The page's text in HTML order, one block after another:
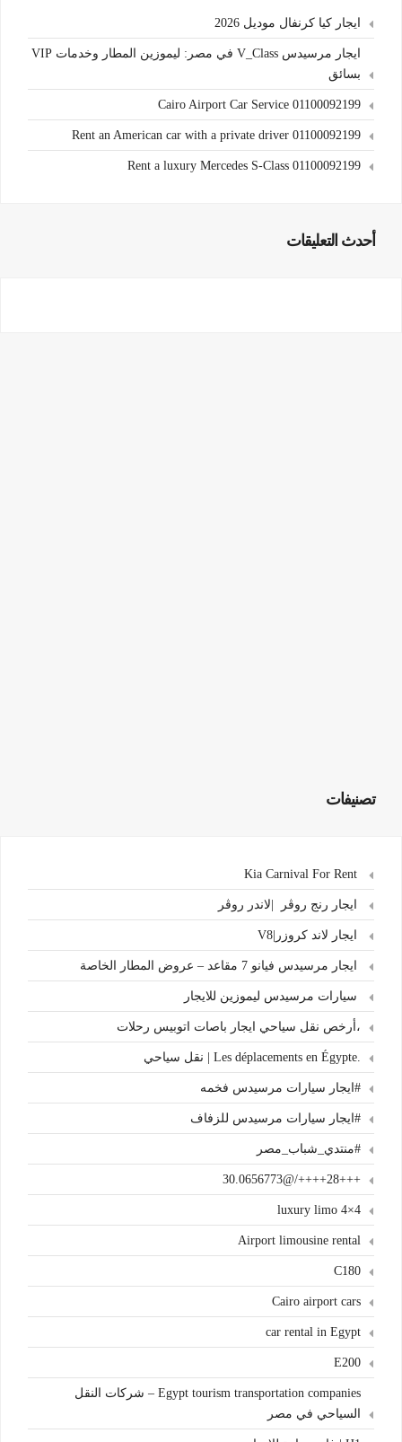
ايجار كيا كرنفال موديل 2026
ايجار مرسيدس V_Class في مصر: ليموزين المطار وخدمات VIP
بسائق
Cairo Airport Car Service 01100092199
Rent an American car with a private driver 01100092199
Rent a luxury Mercedes S-Class 01100092199
أحدث التعليقات
تصنيفات
ايجار رنج روڤر |لاندر روڤر
ايجار لاند كروزر|V8
ايجار مرسيدس فيانو 7 مقاعد – عروض المطار الخاصة
سيارات مرسيدس ليموزين للايجار
،أرخص نقل سياحي ايجار باصات اتوبيس رحلات
#ايجار سيارات مرسيدس فخمه
#ايجار سيارات مرسيدس للزفاف
#منتدي_شباب_مصر
+++28++++/@30.0656773
4×4 luxury limo
Airport limousine rental
C180
Cairo airport cars
car rental in Egypt
E200
Egypt tourism transportation companies – شركات النقل
السياحي في مصر